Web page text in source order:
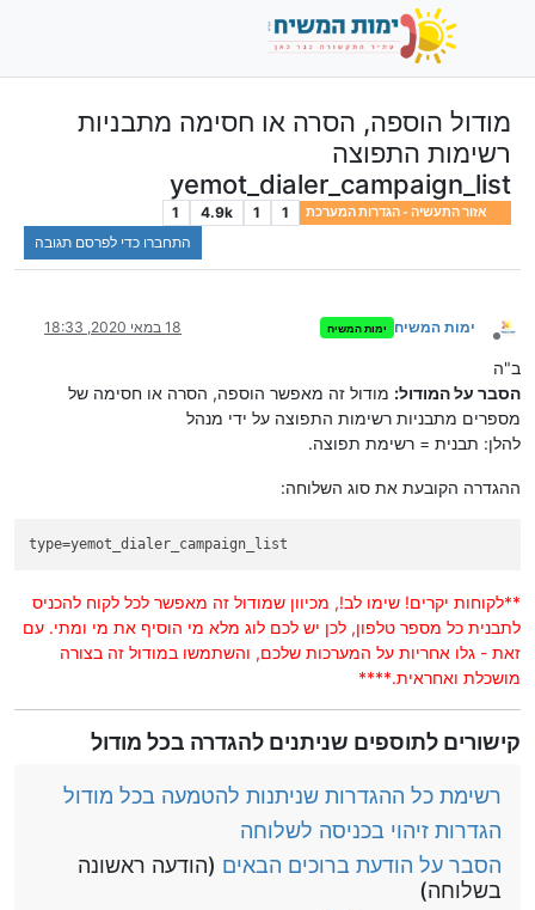
מודול הוספה, הסרה או חסימה מתבניות
רשימות התפוצה
yemot_dialer_campaign_list
אזור התעשיה - הגדרות המערכת 1
1
4.9k
1
התחברו כדי לפרסם תגובה
מנותק
ימות המשיח ימות המשיח 18 במאי 2020, 18:33
ב"ה
הסבר על המודול: מודול זה מאפשר הוספה, הסרה או חסימה של
מספרים מתבניות רשימות התפוצה על ידי מנהל
להלן: תבנית = רשימת תפוצה.
ההגדרה הקובעת את סוג השלוחה:
type=yemot_dialer_campaign_list
**לקוחות יקרים! שימו לב!, מכיוון שמודול זה מאפשר לכל לקוח להכניס
לתבנית כל מספר טלפון, לכן יש לכם לוג מלא מי הוסיף את מי ומתי. עם
זאת - גלו אחריות על המערכות שלכם, והשתמשו במודול זה בצורה
מושכלת ואחראית.****
קישורים לתוספים שניתנים להגדרה בכל מודול
רשימת כל ההגדרות שניתנות להטמעה בכל מודול
הגדרות זיהוי בכניסה לשלוחה
הסבר על הודעת ברוכים הבאים (הודעה ראשונה
בשלוחה)